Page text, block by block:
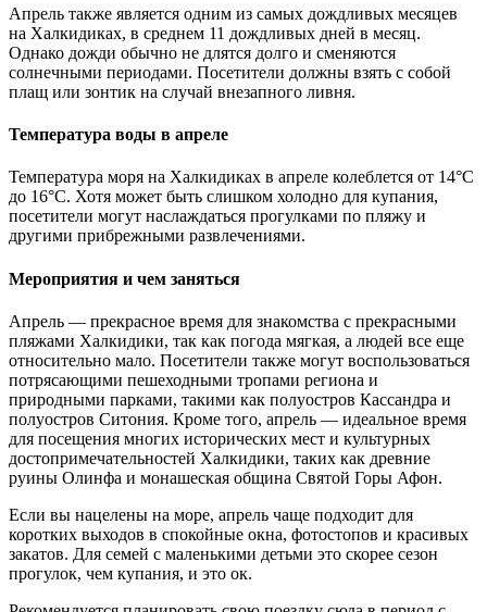
Апрель также является одним из самых дождливых месяцев
на Халкидиках, в среднем 11 дождливых дней в месяц.
Однако дожди обычно не длятся долго и сменяются
солнечными периодами. Посетители должны взять с собой
плащ или зонтик на случай внезапного ливня.
Температура воды в апреле
Температура моря на Халкидиках в апреле колеблется от 14°C
до 16°C. Хотя может быть слишком холодно для купания,
посетители могут наслаждаться прогулками по пляжу и
другими прибрежными развлечениями.
Мероприятия и чем заняться
Апрель — прекрасное время для знакомства с прекрасными
пляжами Халкидики, так как погода мягкая, а людей все еще
относительно мало. Посетители также могут воспользоваться
потрясающими пешеходными тропами региона и
природными парками, такими как полуостров Кассандра и
полуостров Ситония. Кроме того, апрель — идеальное время
для посещения многих исторических мест и культурных
достопримечательностей Халкидики, таких как древние
руины Олинфа и монашеская община Святой Горы Афон.
Если вы нацелены на море, апрель чаще подходит для
коротких выходов в спокойные окна, фотостопов и красивых
закатов. Для семей с маленькими детьми это скорее сезон
прогулок, чем купания, и это ок.